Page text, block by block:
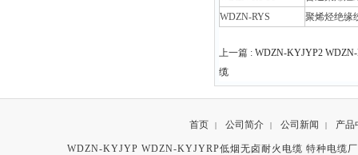
WDZN-RYS
聚烯烃绝缘
上一篇 : WDZN-KYJYP2
缆
首页 | 公司简介 | 公司新闻 | 产品
WDZN-KYJYP WDZN-KYJYRP低烟无卤耐火电缆 特种电缆